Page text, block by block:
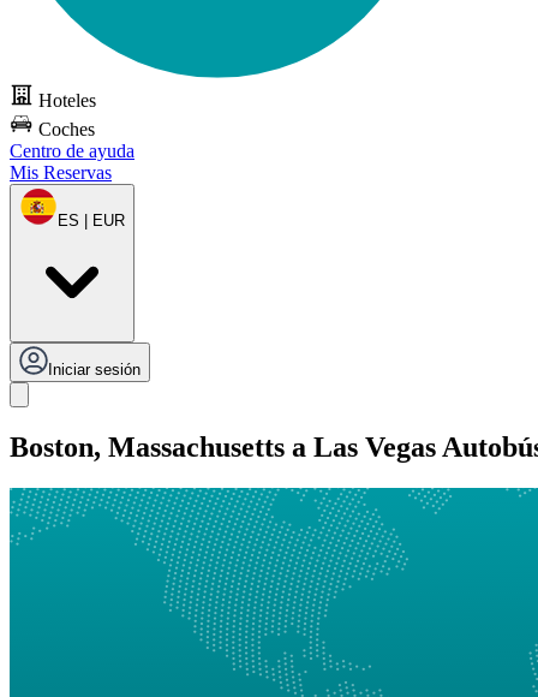
Hoteles
Coches
Centro de ayuda
Mis Reservas
ES | EUR
Iniciar sesión
Boston, Massachusetts a Las Vegas